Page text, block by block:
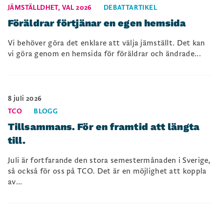
JÄMSTÄLLDHET, VAL 2026 DEBATTARTIKEL
Föräldrar förtjänar en egen hemsida
Vi behöver göra det enklare att välja jämställt. Det kan
vi göra genom en hemsida för föräldrar och ändrade...
8 juli 2026
TCO
BLOGG
Tillsammans. För en framtid att längta
till.
Juli är fortfarande den stora semestermånaden i Sverige,
så också för oss på TCO. Det är en möjlighet att koppla
av...